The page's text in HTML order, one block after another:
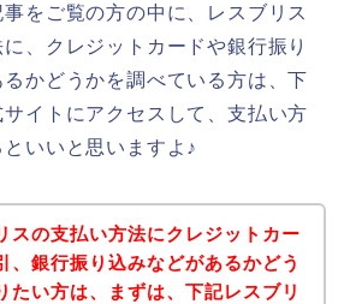
をご覧の方の中に、レスブリス
、クレジットカードや銀行振り
かどうかを調べている方は、下
イトにアクセスして、支払い方
いいと思いますよ♪
スの支払い方法にクレジットカー
、銀行振り込みなどがあるかどう
たい方は、まずは、下記レスブリ